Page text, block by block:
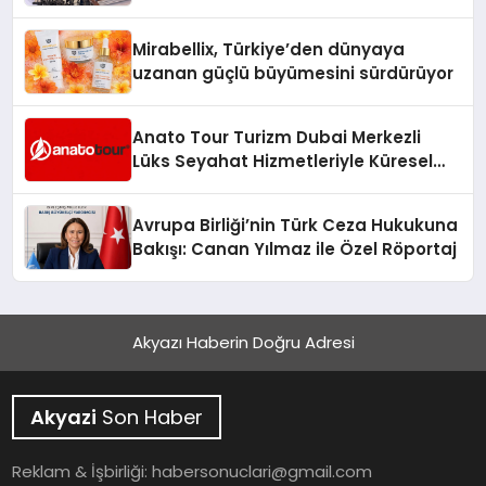
Mirabellix, Türkiye’den dünyaya
uzanan güçlü büyümesini sürdürüyor
Anato Tour Turizm Dubai Merkezli
Lüks Seyahat Hizmetleriyle Küresel
Avrupa Birliği’nin Türk Ceza Hukukuna
Bakışı: Canan Yılmaz ile Özel Röportaj
Akyazı Haberin Doğru Adresi
Akyazi Son Haber
Reklam & İşbirliği:habersonuclari@gmail.com